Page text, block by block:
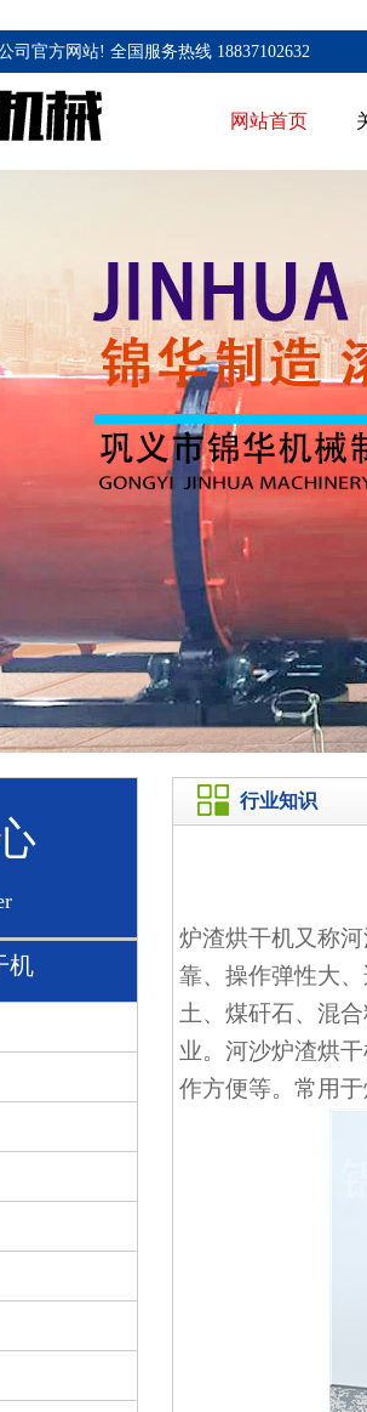
司官方网站! 全国服务热线 18837102632
网站首页
机
行业知识
炉渣烘干机又称
靠、操作弹性大
土、煤矸石、混
业。河沙炉渣烘
作方便等。常用